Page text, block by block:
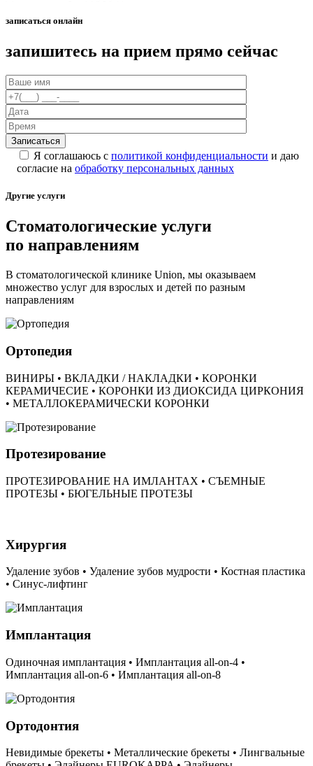
записаться онлайн
запишитесь на прием прямо сейчас
Я соглашаюсь с политикой конфиденциальности и даю
согласие на обработку персональных данных
Другие услуги
Стоматологические услуги
по направлениям
В стоматологической клинике Union, мы оказываем
множество услуг для взрослых и детей по разным
направлениям
Ортопедия
ВИНИРЫ • ВКЛАДКИ / НАКЛАДКИ • КОРОНКИ
КЕРАМИЧЕСИЕ • КОРОНКИ ИЗ ДИОКСИДА ЦИРКОНИЯ
• МЕТАЛЛОКЕРАМИЧЕСКИ КОРОНКИ
Протезирование
ПРОТЕЗИРОВАНИЕ НА ИМЛАНТАХ • СЪЕМНЫЕ
ПРОТЕЗЫ • БЮГЕЛЬНЫЕ ПРОТЕЗЫ
Хирургия
Удаление зубов • Удаление зубов мудрости • Костная пластика
• Синус-лифтинг
Имплантация
Одиночная имплантация • Имплантация all-on-4 •
Имплантация all-on-6 • Имплантация all-on-8
Ортодонтия
Невидимые брекеты • Металлические брекеты • Лингвальные